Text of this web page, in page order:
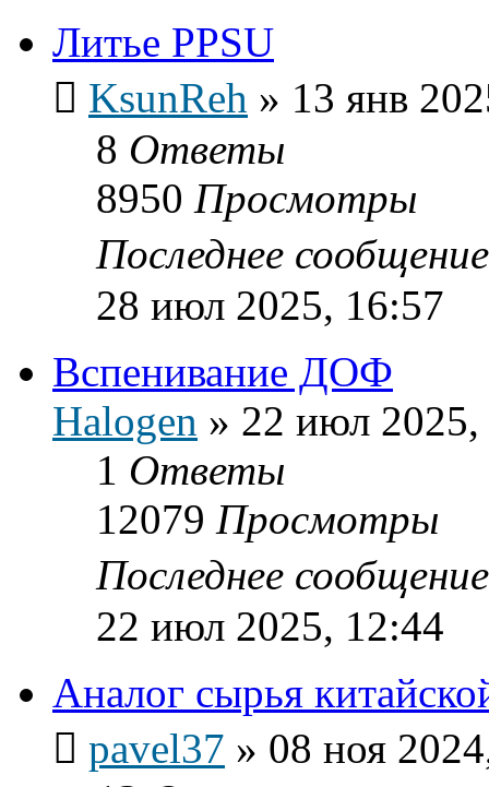
Литье PPSU
KsunReh » 13 янв
8 Ответы
8950 Просмотры
Последнее
28 июл 2025, 16:57
Вспенивание ДОФ
Halogen » 22 июл 2025,
1 Ответы
12079 Просмотры
Последнее
22 июл 2025, 12:44
Аналог сырья
pavel37 » 08 ноя